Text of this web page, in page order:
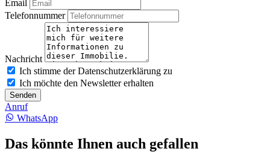
Email
Telefonnummer
Nachricht
Ich stimme der Datenschutzerklärung zu
Ich möchte den Newsletter erhalten
Senden
Anruf
WhatsApp
Das könnte Ihnen auch gefallen